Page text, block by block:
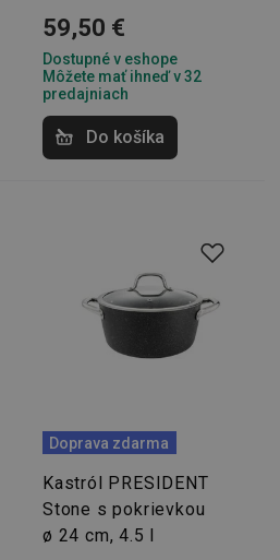
59,50 €
Dostupné v eshope
Môžete mať ihneď v 32
predajniach
Do košíka
Doprava zdarma
Kastról PRESIDENT
Stone s pokrievkou
ø 24 cm, 4.5 l
www.tescoma.sk
Twitter Inc.
.smartadserver.com